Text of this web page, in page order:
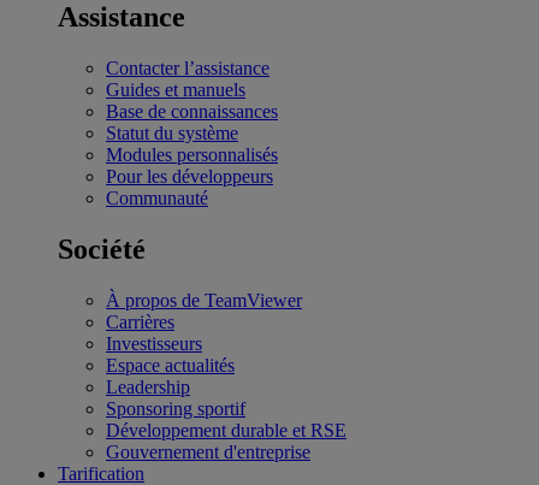
Assistance
Contacter l’assistance
Guides et manuels
Base de connaissances
Statut du système
Modules personnalisés
Pour les développeurs
Communauté
Société
À propos de TeamViewer
Carrières
Investisseurs
Espace actualités
Leadership
Sponsoring sportif
Développement durable et RSE
Gouvernement d'entreprise
Tarification